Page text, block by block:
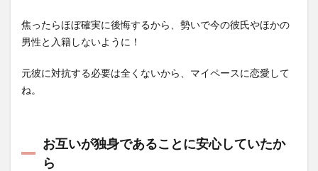
焦ったらほぼ確実に後悔するから、勢いで今の彼氏やほかの
男性と入籍しないように！
元彼に対抗する必要は全くないから、マイペースに恋愛して
ね。
お互いが独身であることに安心していたか
ら